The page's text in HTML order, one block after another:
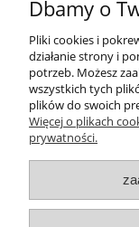
Dbamy o
Pliki cookies i
działanie strony i
potrzeb. Możesz
wszystkich tych
plików do swoich
Więcej o plikach
prywatności.